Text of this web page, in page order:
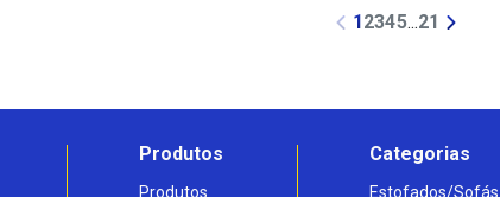
12345...21
Produtos
Produtos
Categorias
Estofados/Sofás